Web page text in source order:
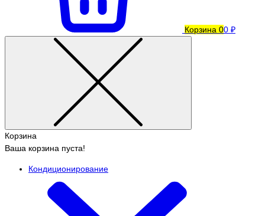
Корзина 00 ₽
Корзина
Ваша корзина пуста!
Кондиционирование